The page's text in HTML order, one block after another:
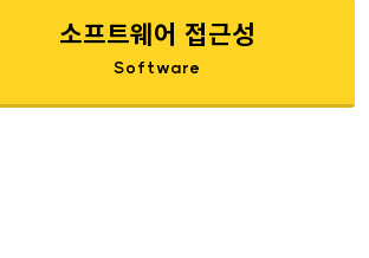
소프트웨어 접근성
Software